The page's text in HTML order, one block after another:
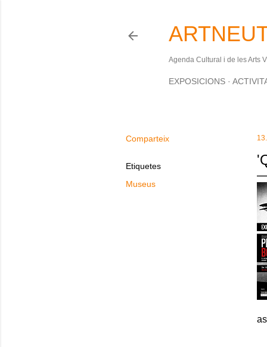
Agenda Cultural i de les Arts
EXPOSICIONS
Comparteix
Etiquetes
Museus